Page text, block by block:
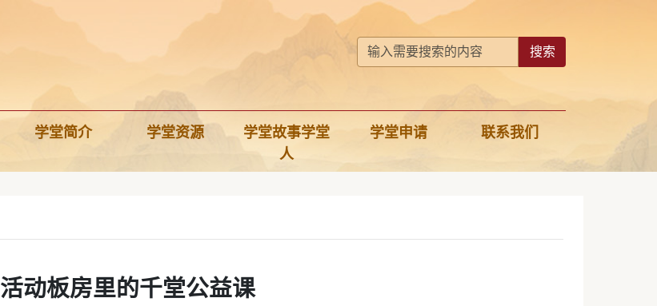
搜索
学堂简介 学堂资源
学堂故事学堂
人
学堂申请 联系我们
活动板房里的千堂公益课